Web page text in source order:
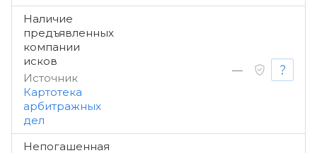
Наличие
предъявленных
компании
исков
Источник
Картотека
арбитражных
дел
—
Непогашенная